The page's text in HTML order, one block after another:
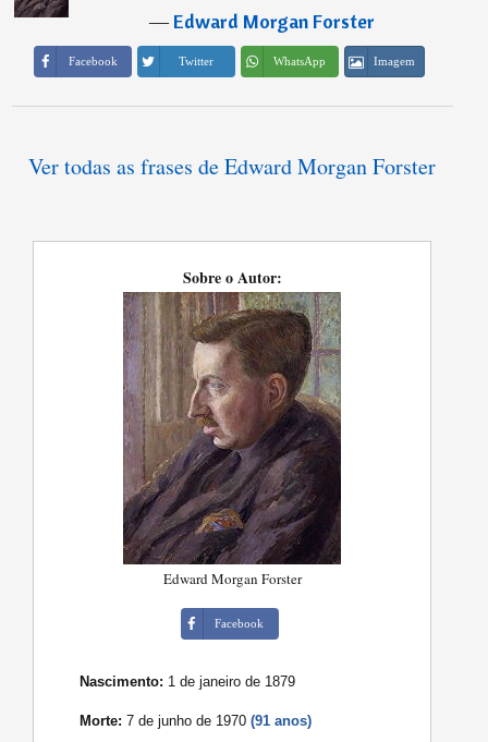
―Edward Morgan Forster
Facebook Twitter WhatsApp Imagem
Ver todas as frases de Edward Morgan Forster
Sobre o Autor:
Edward Morgan Forster
Facebook
Nascimento: 1 de janeiro de 1879
Morte: 7 de junho de 1970(91 anos)